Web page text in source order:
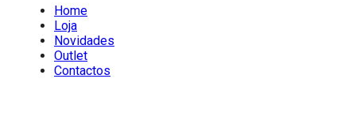
Home
Loja
Novidades
Outlet
Contactos